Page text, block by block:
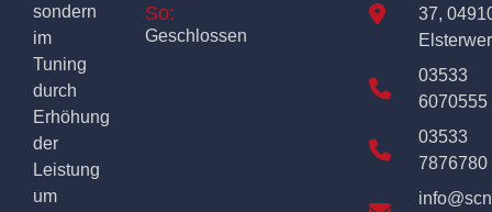
sondern
im
Tuning
durch
Erhöhung
der
Leistung
um
So:
Geschlossen
37,
03533
6070555
03533
7876780